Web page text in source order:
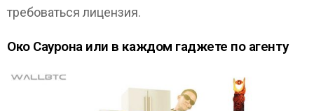
требоваться лицензия.
Око Саурона или в каждом гаджете по агенту